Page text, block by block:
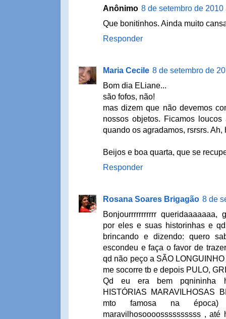
Anônimo 8 de setembro de 2010
Que bonitinhos. Ainda muito
Responder
Maria Cecile 8 de setembro de
Bom dia ELiane...
são fofos, não!
mas dizem que não devemos
nossos objetos. Ficamos
quando os agradamos, rsrsrs. Ah,
Beijos e boa quarta, que se
Responder
Rosana Soares Brigagão 8 de
Bonjourrrrrrrrrrr queridaaaaaaa,
por eles e suas historinhas e
brincando e dizendo: quero
escondeu e faça o favor de
qd não peço a SÃO
me socorre tb e depois PULO,
Qd eu era bem pqnininha
HISTÓRIAS MARAVILHOSAS
mto famosa na
maravilhosoooossssssssss ,